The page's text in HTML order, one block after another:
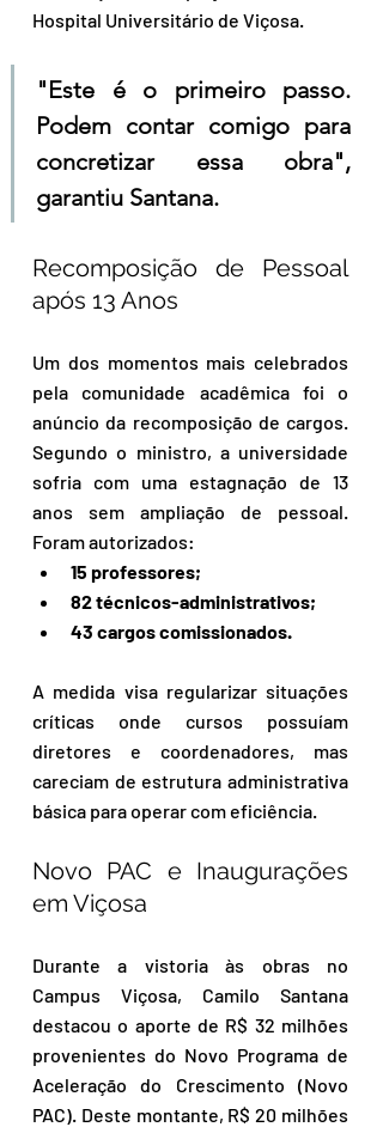
Hospital Universitário de Viçosa.
"Este é o primeiro passo.
Podem contar comigo para
concretizar essa obra",
garantiu Santana.
Recomposição de Pessoal
após 13 Anos
Um dos momentos mais celebrados
pela comunidade acadêmica foi o
anúncio da recomposição de cargos.
Segundo o ministro, a universidade
sofria com uma estagnação de 13
anos sem ampliação de pessoal.
Foram autorizados:
15 professores;
82 técnicos-administrativos;
43 cargos comissionados.
A medida visa regularizar situações
críticas onde cursos possuíam
diretores e coordenadores, mas
careciam de estrutura administrativa
básica para operar com eficiência.
Novo PAC e Inaugurações
em Viçosa
Durante a vistoria às obras no
Campus Viçosa, Camilo Santana
destacou o aporte de R$ 32 milhões
provenientes do Novo Programa de
Aceleração do Crescimento (Novo
PAC). Deste montante, R$ 20 milhões